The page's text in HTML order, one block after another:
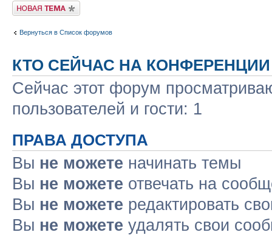
Новая тема
Вернуться в Список форумов
КТО СЕЙЧАС НА КОНФЕРЕНЦИИ
Сейчас этот форум
пользователей и гости: 1
ПРАВА ДОСТУПА
Вы не можете начинать темы
Вы не можете отвечать на
Вы не можете редактировать
Вы не можете удалять свои